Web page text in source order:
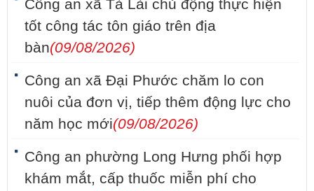
Công an xã Tà Lài chủ động thực hiện
tốt công tác tôn giáo trên địa
bàn(09/08/2026)
Công an xã Đại Phước chăm lo con
nuôi của đơn vị, tiếp thêm động lực cho
năm học mới(09/08/2026)
Công an phường Long Hưng phối hợp
khám mắt, cấp thuốc miễn phí cho